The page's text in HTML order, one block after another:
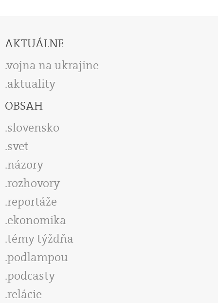
AKTUÁLNE
vojna na ukrajine
aktuality
OBSAH
slovensko
svet
názory
rozhovory
reportáže
ekonomika
témy týždňa
podlampou
podcasty
relácie